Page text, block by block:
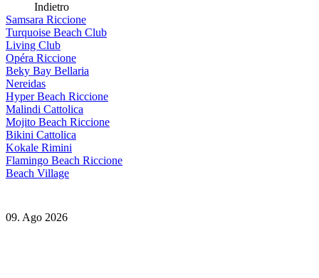
Indietro
Samsara Riccione
Turquoise Beach Club
Living Club
Opéra Riccione
Beky Bay Bellaria
Nereidas
Hyper Beach Riccione
Malindi Cattolica
Mojito Beach Riccione
Bikini Cattolica
Kokale Rimini
Flamingo Beach Riccione
Beach Village
09. Ago 2026